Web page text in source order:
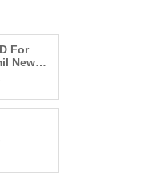
For
New